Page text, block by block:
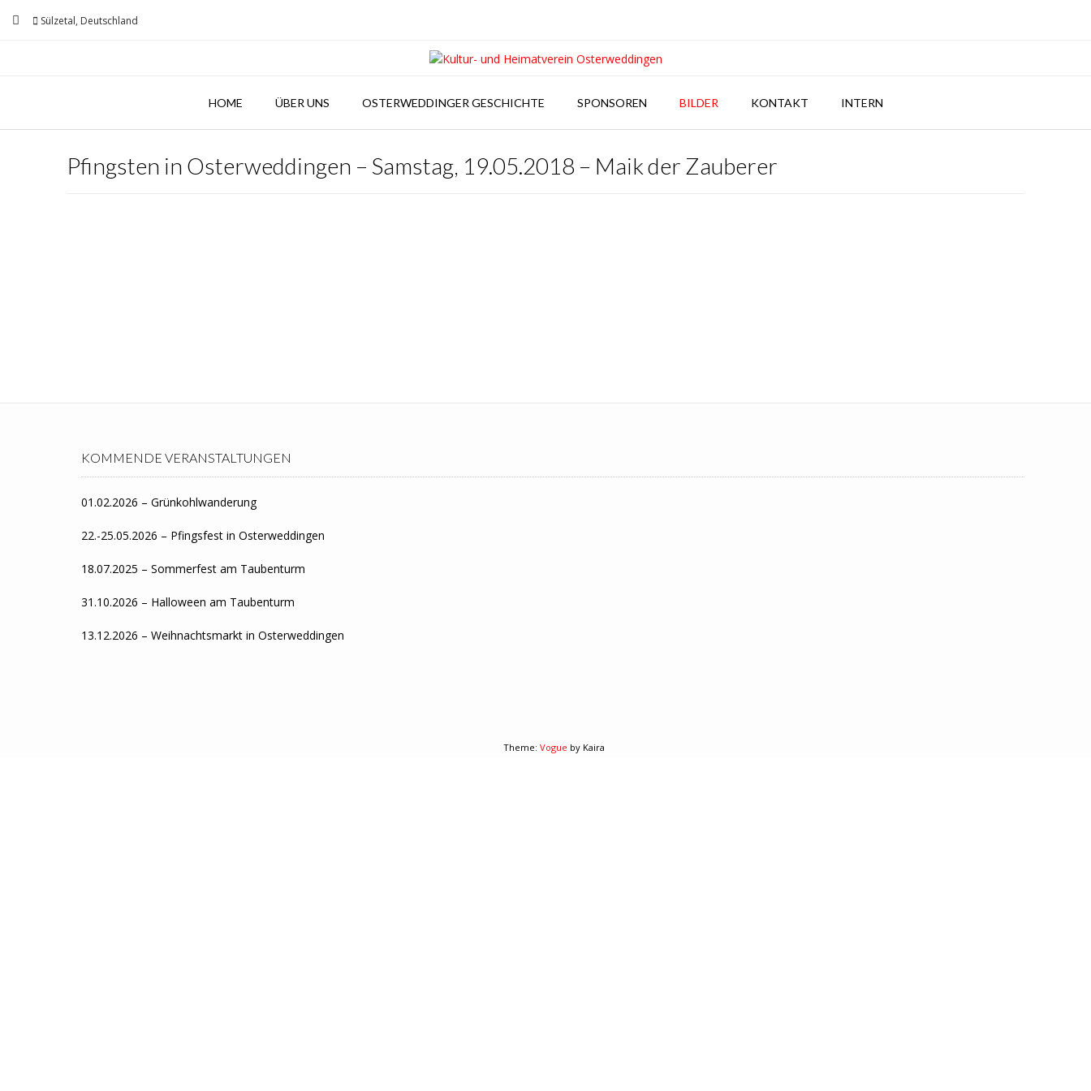
Sülzetal, Deutschland
HOME ÜBER UNS OSTERWEDDINGER GESCHICHTE SPONSOREN BILDER KONTAKT INTERN
Pfingsten in Osterweddingen – Samstag, 19.05.2018 – Maik der Zauberer
KOMMENDE VERANSTALTUNGEN
01.02.2026 – Grünkohlwanderung
22.-25.05.2026 – Pfingsfest in Osterweddingen
18.07.2025 – Sommerfest am Taubenturm
31.10.2026 – Halloween am Taubenturm
13.12.2026 – Weihnachtsmarkt in Osterweddingen
Theme: Vogue by Kaira